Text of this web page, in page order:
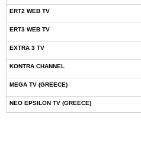
ERT2 WEB TV
ERT3 WEB TV
EXTRA 3 TV
KONTRA CHANNEL
MEGA TV (GREECE)
NEO EPSILON TV (GREECE)